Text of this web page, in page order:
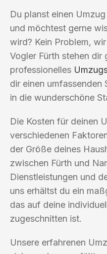
Du planst einen
und möchtest gerne
wird? Kein Problem,
Vogler Fürth stehen dir
professionelles
dir einen umfassenden
in die wunderschöne
Die Kosten für deinen
verschiedenen
der Größe deines
zwischen Fürth und
Dienstleistungen und
uns erhältst du ein
das auf deine
zugeschnitten ist.
Unsere erfahrenen